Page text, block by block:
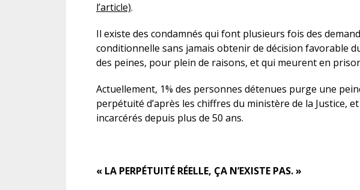
l’article).
Il existe des condamnés qui font plusieurs fois des
conditionnelle sans jamais obtenir de décision favorable
des peines, pour plein de raisons, et qui meurent en
Actuellement, 1% des personnes détenues purge une
perpétuité d’après les chiffres du ministère de la Justice,
incarcérés depuis plus de 50 ans.
« LA PERPÉTUITÉ RÉELLE, ÇA N’EXISTE PAS. »